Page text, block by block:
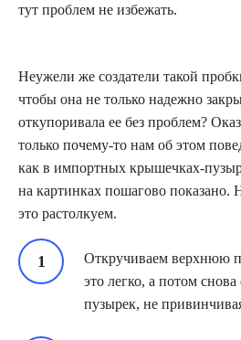
тут проблем не избежать.
Неужели же создатели такой
чтобы она не только надежно
откупоривала ее без проблем?
только почему-то нам об этом
как в импортных крышечках-
на картинках пошагово показано.
это растолкуем.
Откручиваем верхнюю
это легко, а потом
пузырек, не